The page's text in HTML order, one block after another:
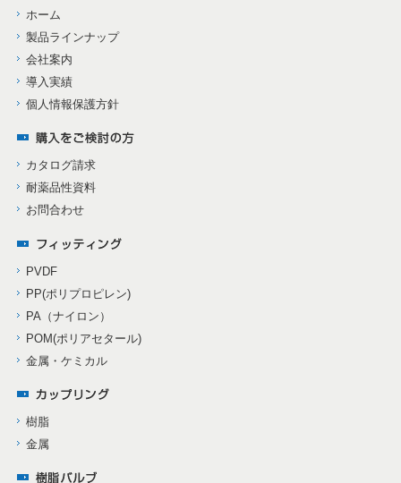
ホーム
製品ラインナップ
会社案内
導入実績
個人情報保護方針
カタログ請求
耐薬品性資料
お問合わせ
PVDF
PP(ポリプロピレン)
PA（ナイロン）
POM(ポリアセタール)
金属・ケミカル
樹脂
金属